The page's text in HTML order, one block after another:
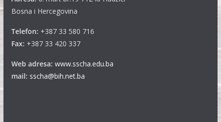
Bosna i Hercegovina
Telefon: +387 33 580 716
Fax: +387 33 420 337
Web adresa: www.sscha.edu.ba
mail: sscha@bih.net.ba